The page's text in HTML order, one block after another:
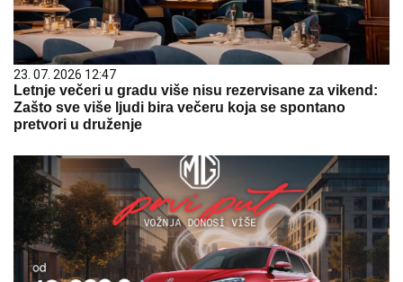
23. 07. 2026 12:47
Letnje večeri u gradu više nisu rezervisane za vikend:
Zašto sve više ljudi bira večeru koja se spontano
pretvori u druženje